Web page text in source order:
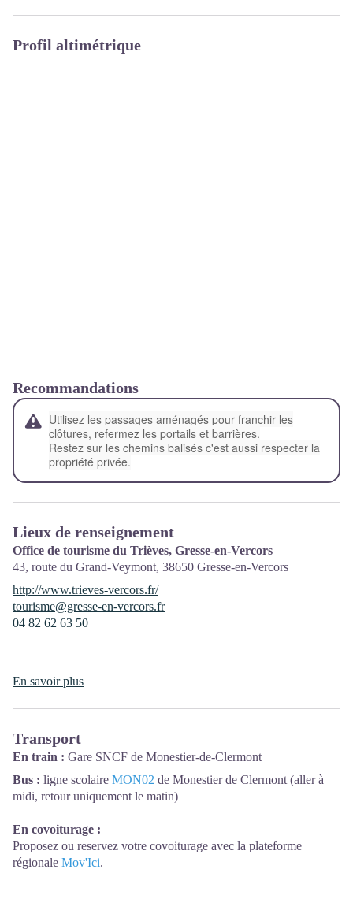
Profil altimétrique
Recommandations
Utilisez les passages aménagés pour franchir les
clôtures, refermez les portails et barrières.
Restez sur les chemins balisés c'est aussi respecter la
propriété privée.
Lieux de renseignement
Office de tourisme du Trièves, Gresse-en-Vercors
43, route du Grand-Veymont, 38650 Gresse-en-Vercors
http://www.trieves-vercors.fr/
tourisme@gresse-en-vercors.fr
04 82 62 63 50
En savoir plus
Transport
En train : Gare SNCF de Monestier-de-Clermont
Bus : ligne scolaire MON02 de Monestier de Clermont (aller à
midi, retour uniquement le matin)
En covoiturage :
Proposez ou reservez votre covoiturage avec la plateforme
régionale Mov'Ici.